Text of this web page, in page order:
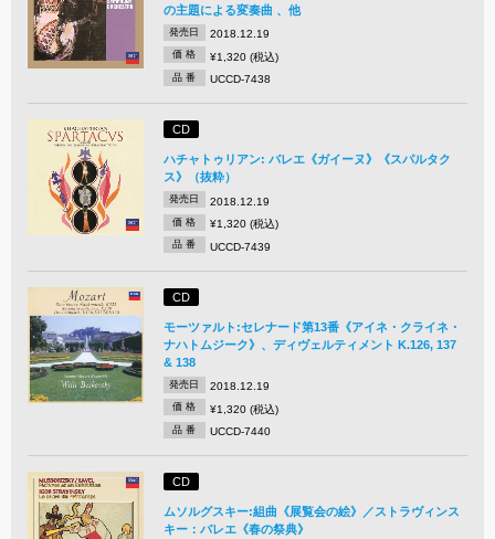
の主題による変奏曲 、他
発売日 2018.12.19
価 格 ¥1,320 (税込)
品 番 UCCD-7438
CD
ハチャトゥリアン: バレエ《ガイーヌ》《スパルタク
ス》（抜粋）
発売日 2018.12.19
価 格 ¥1,320 (税込)
品 番 UCCD-7439
CD
モーツァルト:セレナード第13番《アイネ・クライネ・
ナハトムジーク》、ディヴェルティメント K.126, 137
& 138
発売日 2018.12.19
価 格 ¥1,320 (税込)
品 番 UCCD-7440
CD
ムソルグスキー:組曲《展覧会の絵》／ストラヴィンス
キー：バレエ《春の祭典》